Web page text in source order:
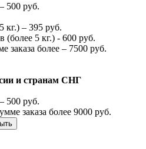
500 руб.
кг.) – 395 руб.
(более 5 кг.) - 600 руб.
более – 7500 руб.
и странам СНГ
500 руб.
заказа более 9000 руб.